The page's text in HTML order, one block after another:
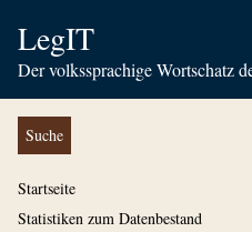
LegIT
Der volkssprachige Wortschatz
Suche
Startseite
Statistiken zum Datenbestand